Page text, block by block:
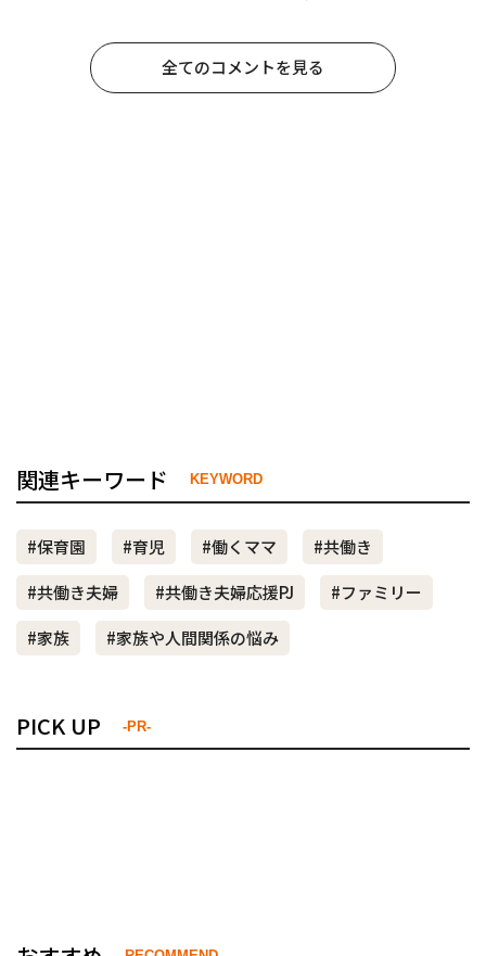
全てのコメントを見る
関連キーワード KEYWORD
#保育園 #育児 #働くママ
#共働き
#共働き夫婦
#共働き夫婦応援PJ
#ファミリー
#家族
#家族や人間関係の悩み
PICK UP -PR-